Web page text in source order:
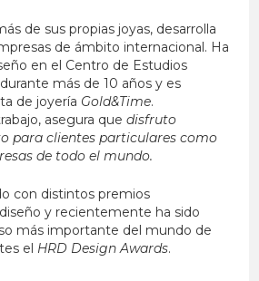
de sus propias joyas, desarrolla
de ámbito internacional. Ha
en el Centro de Estudios
más de 10 años y es
de joyería Gold&Time.
asegura quedisfruto
para clientes particulares como
de todo el mundo.
con distintos premios
y recientemente ha sido
más importante del mundo de
el HRD Design Awards.